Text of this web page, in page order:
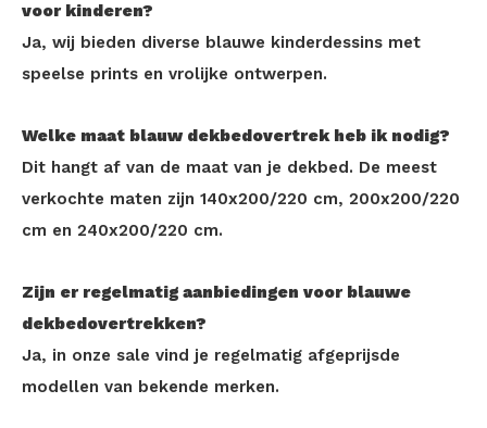
voor kinderen?
Ja, wij bieden diverse blauwe kinderdessins met
speelse prints en vrolijke ontwerpen.
Welke maat blauw dekbedovertrek heb ik nodig?
Dit hangt af van de maat van je dekbed. De meest
verkochte maten zijn 140x200/220 cm, 200x200/220
cm en 240x200/220 cm.
Zijn er regelmatig aanbiedingen voor blauwe
dekbedovertrekken?
Ja, in onze sale vind je regelmatig afgeprijsde
modellen van bekende merken.